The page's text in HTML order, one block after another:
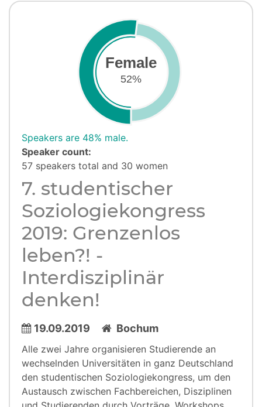
Female
52%
Speakers are 48% male.
Speaker count:
57 speakers total and 30 women
7. studentischer
Soziologiekongress
2019: Grenzenlos
leben?! -
Interdisziplinär
denken!
19.09.2019 Bochum
Alle zwei Jahre organisieren Studierende an
wechselnden Universitäten in ganz Deutschland
den studentischen Soziologiekongress, um den
Austausch zwischen Fachbereichen, Disziplinen